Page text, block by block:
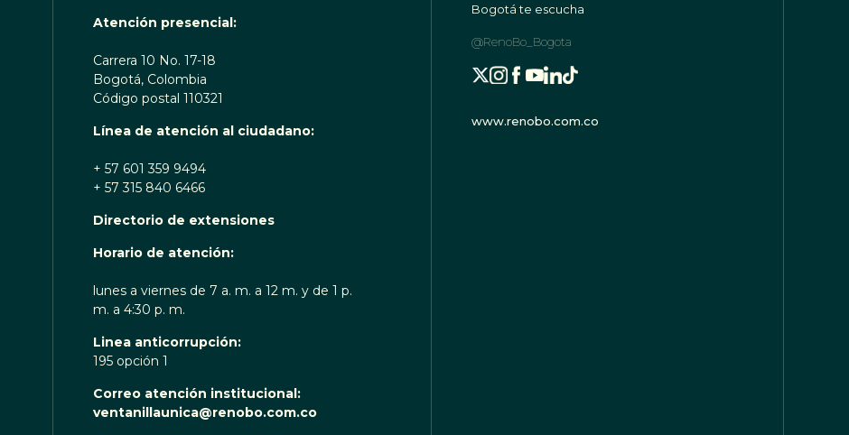
Atención presencial:
Carrera 10 No. 17-18
Bogotá, Colombia
Código postal 110321
Línea de atención al ciudadano:
+ 57 601 359 9494
+ 57 315 840 6466
Directorio de extensiones
Horario de atención:
lunes a viernes de 7 a. m. a 12 m. y de 1 p.
m. a 4:30 p. m.
Linea anticorrupción:
195 opción 1
Correo atención institucional:
ventanillaunica@renobo.com.co
Bogotá te escucha
@RenoBo_Bogota
www.renobo.com.co